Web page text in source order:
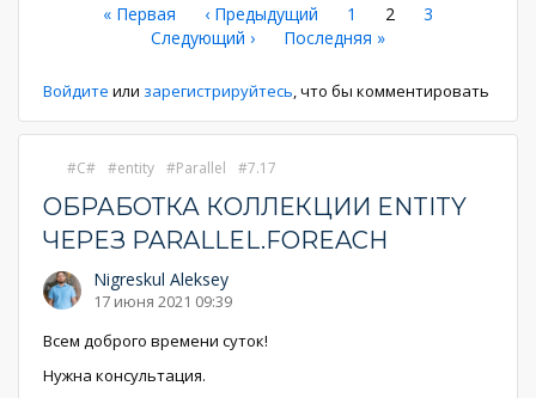
Нумерация
страниц
Первая
страница
« Первая ←
‹ Предыдущий Страница
1
Текущая
2 Страница
3
Следующая
Следующий ›
Последняя
Последняя »
Войдите или зарегистрируйтесь, что бы комментировать
C# entity Parallel 7.17
ОБРАБОТКА КОЛЛЕКЦИИ ENTITY
ЧЕРЕЗ PARALLEL.FOREACH
Nigreskul Aleksey
17 июня 2021 09:39
Всем доброго времени суток!
Нужна консультация.